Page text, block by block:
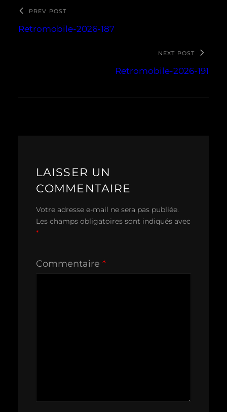
PREV POST
Retromobile-2026-187
NEXT POST
Retromobile-2026-191
LAISSER UN
COMMENTAIRE
Votre adresse e-mail ne sera pas publiée.
Les champs obligatoires sont indiqués avec
*
Commentaire *